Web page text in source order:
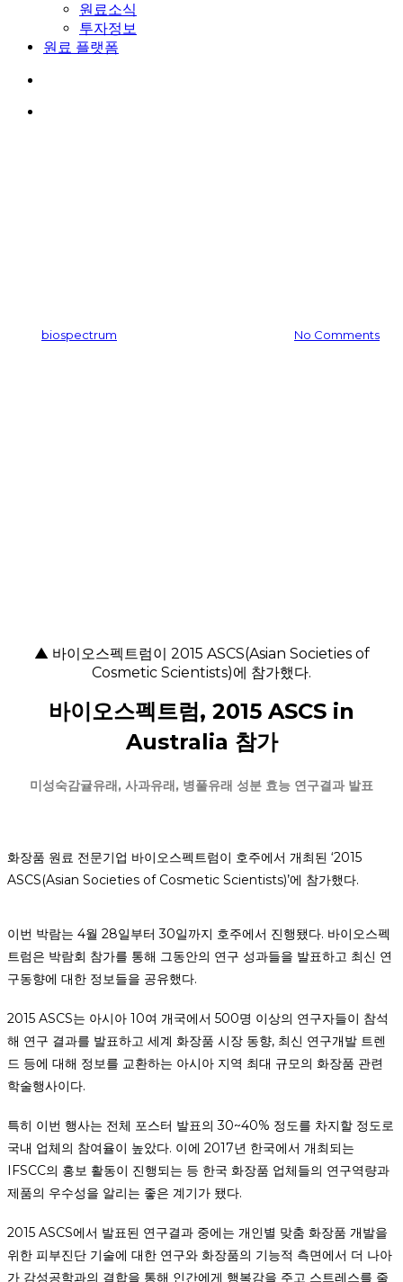
원료소식
투자정보
원료 플랫폼
biospectrum No Comments
▲ 바이오스펙트럼이 2015 ASCS(Asian Societies of
Cosmetic Scientists)에 참가했다.
바이오스펙트럼 , 2015 ASCS in
Australia 참가
미성숙감귤유래, 사과유래, 병풀유래 성분 효능 연구결과 발표
화장품 원료 전문기업 바이오스펙트럼이 호주에서 개최된 ‘2015
ASCS(Asian Societies of Cosmetic Scientists)’에 참가했다.
이번 박람는 4월 28일부터 30일까지 호주에서 진행됐다. 바이오스펙
트럼은 박람회 참가를 통해 그동안의 연구 성과들을 발표하고 최신 연
구동향에 대한 정보들을 공유했다.
2015 ASCS는 아시아 10여 개국에서 500명 이상의 연구자들이 참석
해 연구 결과를 발표하고 세계 화장품 시장 동향, 최신 연구개발 트렌
드 등에 대해 정보를 교환하는 아시아 지역 최대 규모의 화장품 관련
학술행사이다.
특히 이번 행사는 전체 포스터 발표의 30~40% 정도를 차지할 정도로
국내 업체의 참여율이 높았다. 이에 2017년 한국에서 개최되는
IFSCC의 홍보 활동이 진행되는 등 한국 화장품 업체들의 연구역량과
제품의 우수성을 알리는 좋은 계기가 됐다.
2015 ASCS에서 발표된 연구결과 중에는 개인별 맞춤 화장품 개발을
위한 피부진단 기술에 대한 연구와 화장품의 기능적 측면에서 더 나아
가 감성공학과의 결합을 통해 인간에게 행복감을 주고 스트레스를 줄